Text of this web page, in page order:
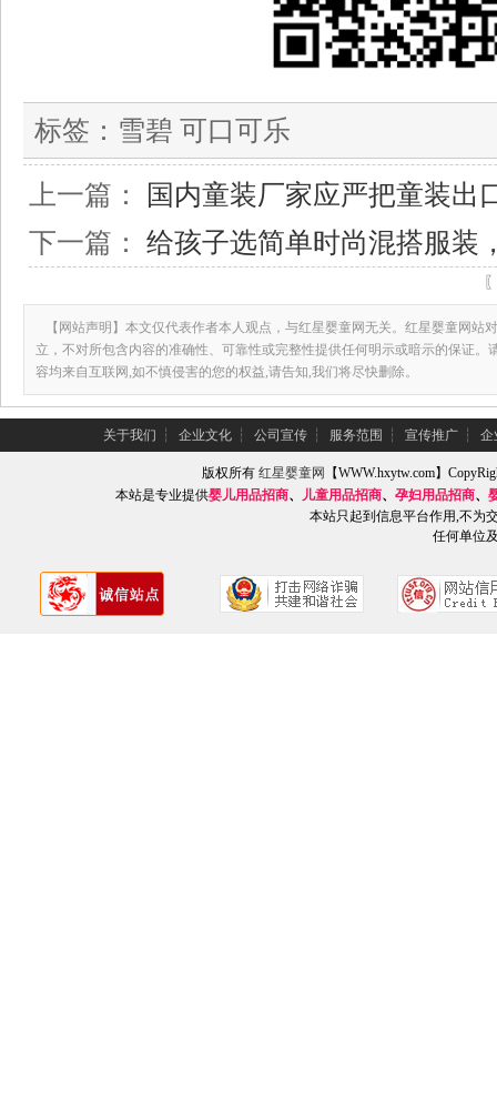
标签： 雪碧 可口可乐
上一篇：
国内童装厂家应严把童装出
下一篇： 给孩子选简单时尚混搭服装
【网站声明】本文仅代表作者本人观点，与红星婴童网无关。红星婴童网站
立，不对所包含内容的准确性、可靠性或完整性提供任何明示或暗示的保证。
容均来自互联网,如不慎侵害的您的权益,请告知,我们将尽快删除。
关于我们 ┆ 企业文化 ┆ 公司宣传 ┆ 服务范围 ┆ 宣传推广 ┆ 企
版权所有红星婴童网
【WWW.hxytw.com】
本站是专业提供婴儿用品招商、 儿童用品招商、 孕妇用品招商、
本站只起到信息平台作用,不为
任何单位